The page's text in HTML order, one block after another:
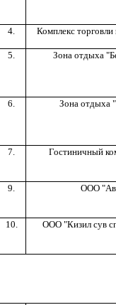
4. Комплекс
5. Зона отдыха
6. Зона отдыха
7. Гостиничный
9. ООО
10. ООО "Кизил сув